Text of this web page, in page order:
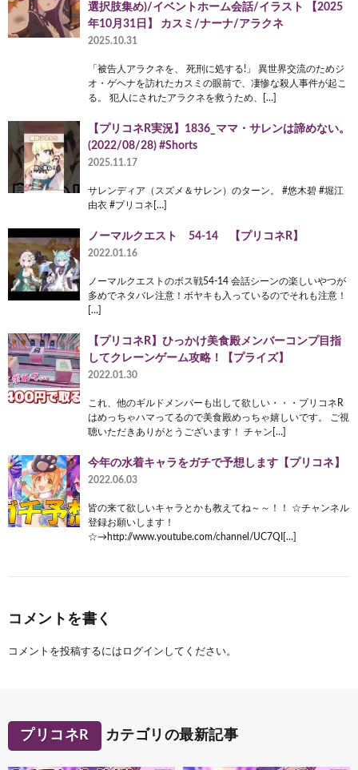
選択肢集め)/イベントホーム会話/イラスト 【2025
年10月31日】 カスミ/ナーナ/アラクネ
2025.10.31
「被告人アラクネを、 死刑に処する!」 異世界交流のためジ
オ・ゲヘナを訪れたカスミの眼前で、凄惨な殺人事件が起こ
る。 犯人にされたアラクネを救うため、[…]
【プリコネR実況】1836_ママ・サレンは諦めない。
(2022/08/28) #Shorts
2025.11.17
サレンディア（スズメ＆サレン）のターン。 #悠木碧 #堀江
由衣 #プリコネ[…]
ノーマルクエスト 54-14 【プリコネR】
2022.01.16
ノーマルクエストのボス戦54-14 会話シーンの楽しいやつが
多めでネタバレ注意！ボヤキも入っているのでそれも注意！
[…]
【プリコネR】ひっかけ美食殿メンバーコンプ目指
してクレーンゲーム攻略！【プライズ】
2022.01.30
これ、他のギルドメンバーも出して欲しい・・・プリコネR
はめっちゃハマってるので美食殿めっちゃ嬉しいです。 ご視
聴いただきありがとうございます！ チャン[…]
今年の水着キャラをガチで予想します【プリコネ】
2022.06.03
皆の来て欲しいキャラとかも教えてね～～！！ ☆チャンネル
登録お願いします！
☆→http://www.youtube.com/channel/UC7QI[…]
コメントを書く
コメントを投稿するには ログイン してください。
プリコネR カテゴリの最新記事